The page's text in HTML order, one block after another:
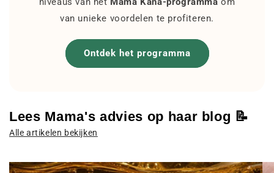
van unieke voordelen te profiteren.
Ontdek het programma
Lees Mama's advies op haar blog 📝
Alle artikelen bekijken